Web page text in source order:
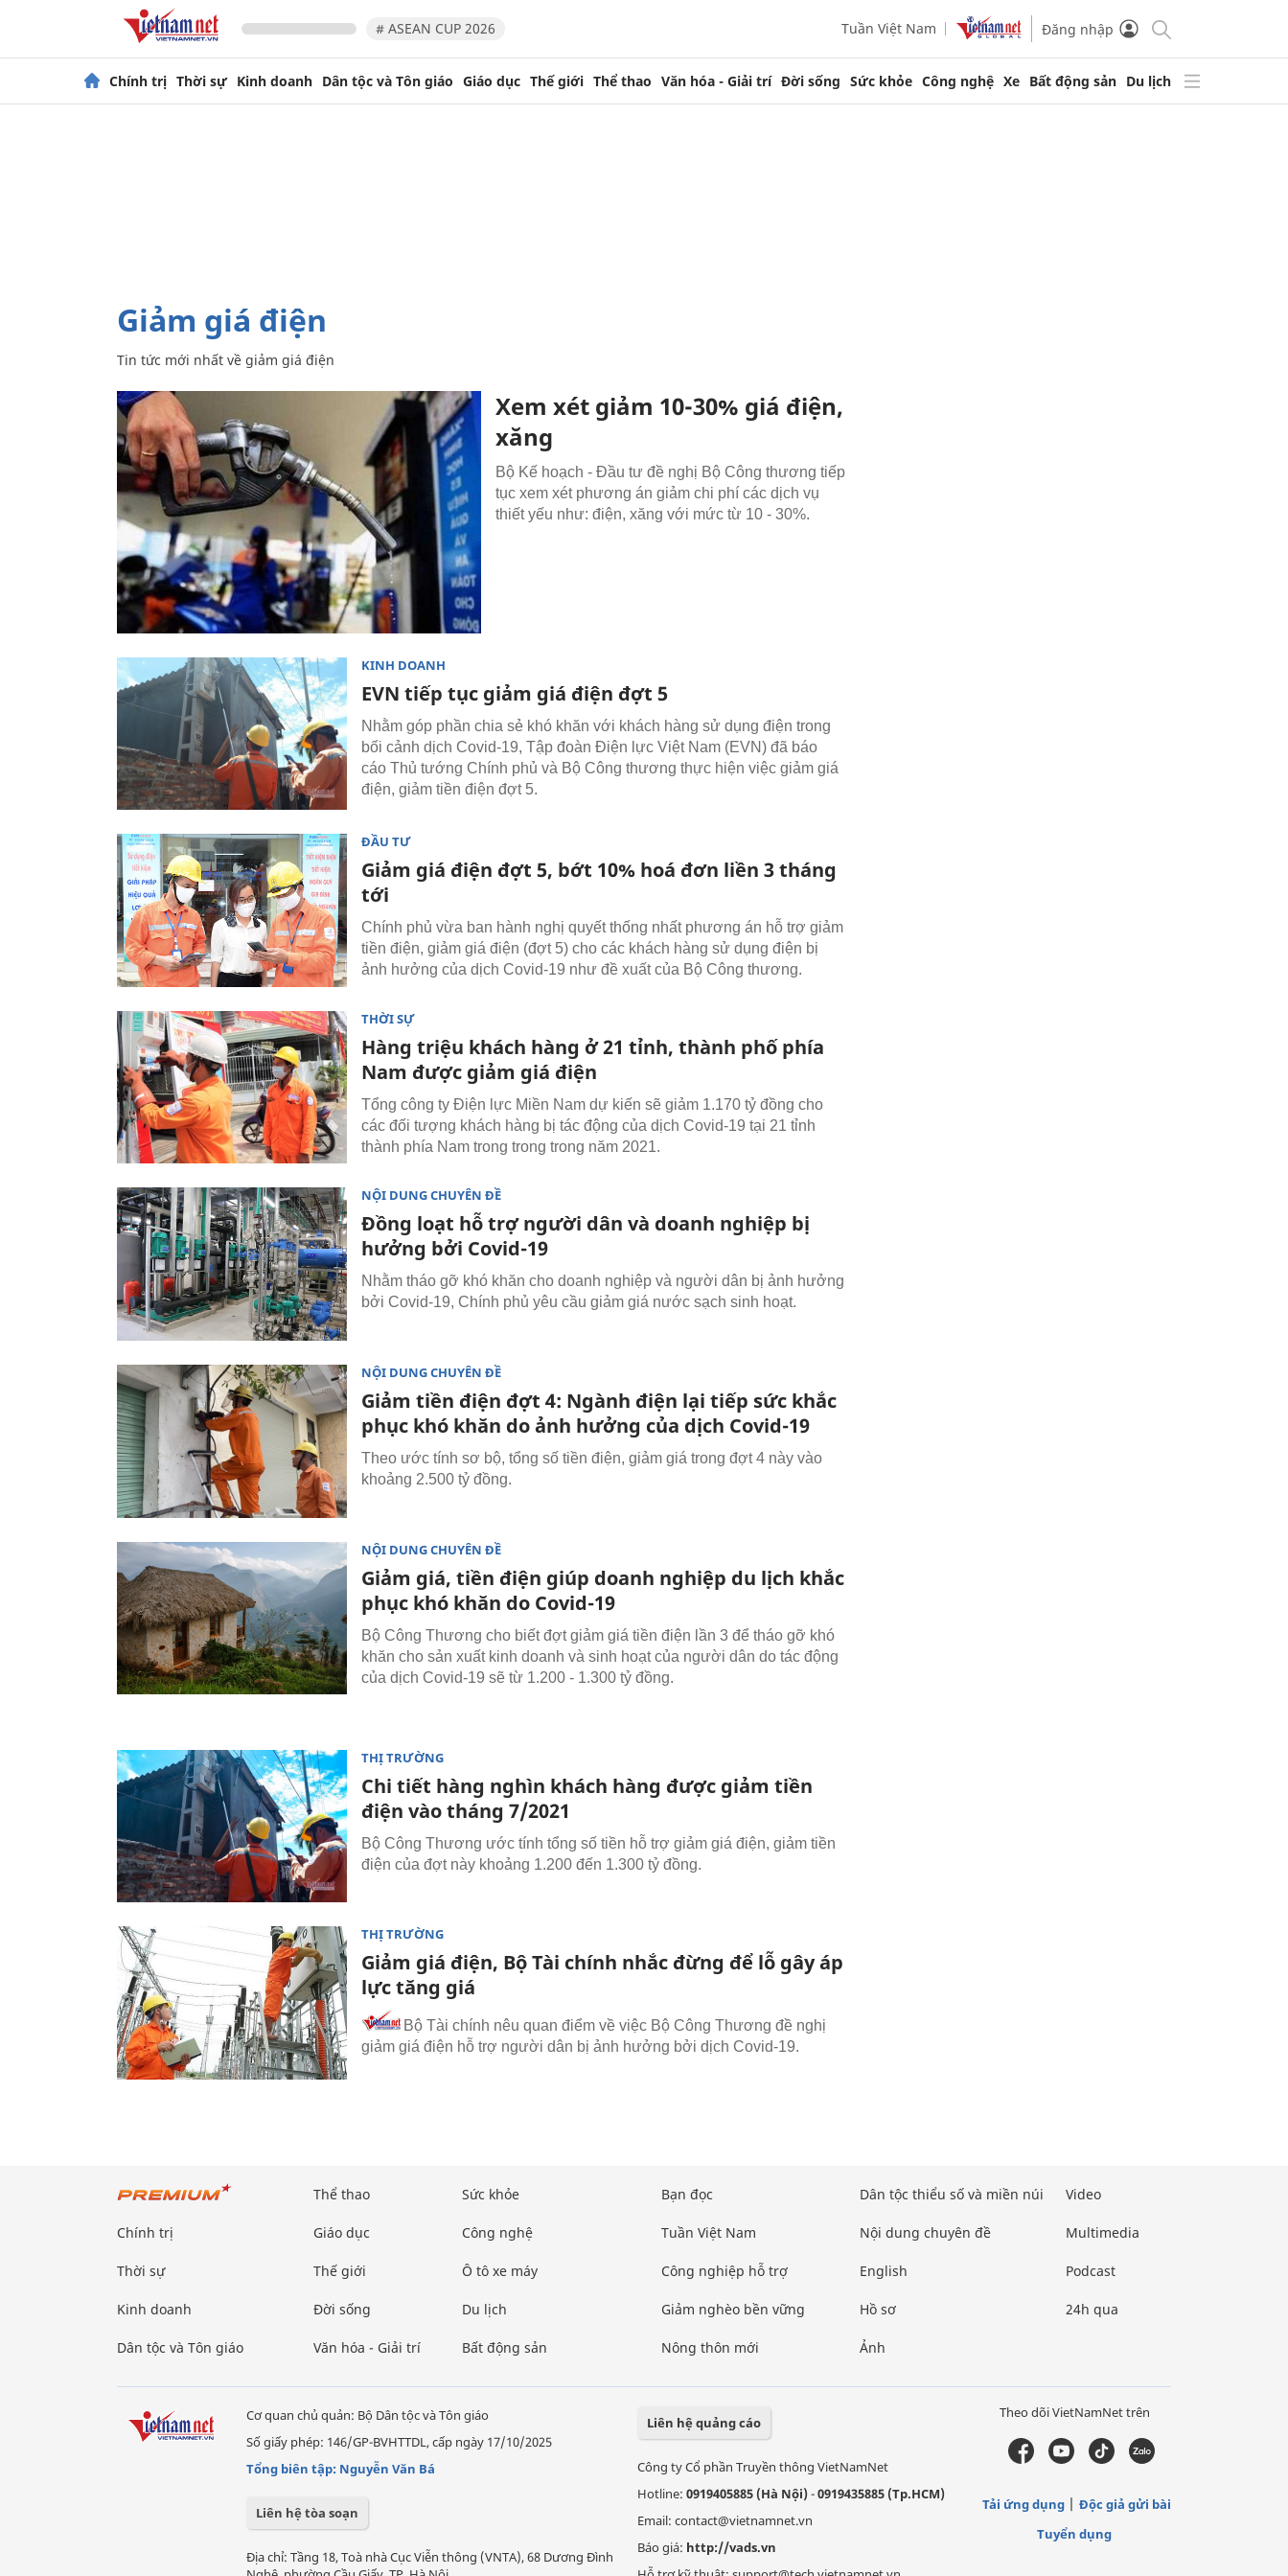
# ASEAN CUP 2026 Tuần Việt Nam Đăng nhập
Chính trị Thời sự Kinh doanh Dân tộc và Tôn giáo Giáo dục Thế giới Thể thao Văn hóa - Giải trí Đời sống Sức khỏe Công nghệ Xe Bất động sản Du lịch
giảm giá điện
Tin tức mới nhất về giảm giá điện
Xem xét giảm 10-30% giá điện,
xăng
Bộ Kế hoạch - Đầu tư đề nghị Bộ Công thương tiếp
tục xem xét phương án giảm chi phí các dịch vụ
thiết yếu như: điện, xăng với mức từ 10 - 30%.
KINH DOANH
EVN tiếp tục giảm giá điện đợt 5
Nhằm góp phần chia sẻ khó khăn với khách hàng sử dụng điện trong
bối cảnh dịch Covid-19, Tập đoàn Điện lực Việt Nam (EVN) đã báo
cáo Thủ tướng Chính phủ và Bộ Công thương thực hiện việc giảm giá
điện, giảm tiền điện đợt 5.
ĐẦU TƯ
Giảm giá điện đợt 5, bớt 10% hoá đơn liền 3 tháng
tới
Chính phủ vừa ban hành nghị quyết thống nhất phương án hỗ trợ giảm
tiền điện, giảm giá điện (đợt 5) cho các khách hàng sử dụng điện bị
ảnh hưởng của dịch Covid-19 như đề xuất của Bộ Công thương.
THỜI SỰ
Hàng triệu khách hàng ở 21 tỉnh, thành phố phía
Nam được giảm giá điện
Tổng công ty Điện lực Miền Nam dự kiến sẽ giảm 1.170 tỷ đồng cho
các đối tượng khách hàng bị tác động của dịch Covid-19 tại 21 tỉnh
thành phía Nam trong trong trong năm 2021.
NỘI DUNG CHUYÊN ĐỀ
Đồng loạt hỗ trợ người dân và doanh nghiệp bị
hưởng bởi Covid-19
Nhằm tháo gỡ khó khăn cho doanh nghiệp và người dân bị ảnh hưởng
bởi Covid-19, Chính phủ yêu cầu giảm giá nước sạch sinh hoạt.
NỘI DUNG CHUYÊN ĐỀ
Giảm tiền điện đợt 4: Ngành điện lại tiếp sức khắc
phục khó khăn do ảnh hưởng của dịch Covid-19
Theo ước tính sơ bộ, tổng số tiền điện, giảm giá trong đợt 4 này vào
khoảng 2.500 tỷ đồng.
NỘI DUNG CHUYÊN ĐỀ
Giảm giá, tiền điện giúp doanh nghiệp du lịch khắc
phục khó khăn do Covid-19
Bộ Công Thương cho biết đợt giảm giá tiền điện lần 3 để tháo gỡ khó
khăn cho sản xuất kinh doanh và sinh hoạt của người dân do tác động
của dịch Covid-19 sẽ từ 1.200 - 1.300 tỷ đồng.
THỊ TRƯỜNG
Chi tiết hàng nghìn khách hàng được giảm tiền
điện vào tháng 7/2021
Bộ Công Thương ước tính tổng số tiền hỗ trợ giảm giá điện, giảm tiền
điện của đợt này khoảng 1.200 đến 1.300 tỷ đồng.
THỊ TRƯỜNG
Giảm giá điện, Bộ Tài chính nhắc đừng để lỗ gây áp
lực tăng giá
Bộ Tài chính nêu quan điểm về việc Bộ Công Thương đề nghị
giảm giá điện hỗ trợ người dân bị ảnh hưởng bởi dịch Covid-19.
Chính trị
Thời sự
Kinh doanh
Dân tộc và Tôn giáo
Thể thao
Giáo dục
Thế giới
Đời sống
Văn hóa - Giải trí
Sức khỏe
Công nghệ
Ô tô xe máy
Du lịch
Bất động sản
Bạn đọc
Tuần Việt Nam
Công nghiệp hỗ trợ
Giảm nghèo bền vững
Nông thôn mới
Dân tộc thiểu số và miền núi
Nội dung chuyên đề
English
Hồ sơ
Ảnh
Video
Multimedia
Podcast
24h qua
Cơ quan chủ quản: Bộ Dân tộc và Tôn giáo
Số giấy phép: 146/GP-BVHTTDL, cấp ngày 17/10/2025
Tổng biên tập: Nguyễn Văn Bá
Liên hệ tòa soạn
Địa chỉ: Tầng 18, Toà nhà Cục Viễn thông (VNTA), 68 Dương Đình
Liên hệ quảng cáo
Công ty Cổ phần Truyền thông VietNamNet
Hotline: 0919405885 (Hà Nội)-0919435885 (Tp.HCM)
Email: contact@vietnamnet.vn
Báo giá: http://vads.vn
Theo dõi VietNamNet trên
Tải ứng dụng
Độc giả gửi bài
Tuyển dụng